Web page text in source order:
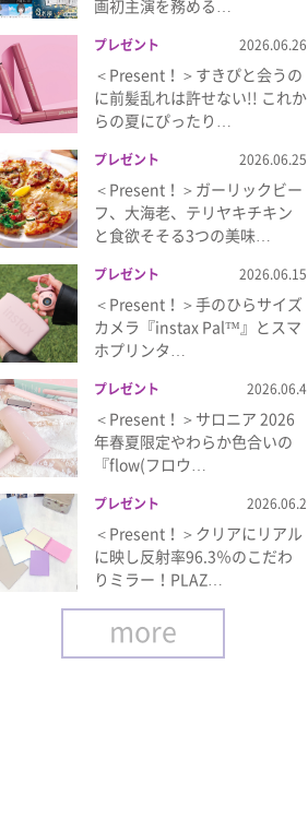
画初主演を務める…
プレゼント 2026.06.26
＜Present！＞すきぴと会うの
に前髪乱れは許せない!! これか
らの夏にぴったり…
プレゼント 2026.06.25
＜Present！＞ガーリックビー
フ、大海老、テリヤキチキン
と食欲そそる3つの美味…
プレゼント 2026.06.15
＜Present！＞手のひらサイズ
カメラ『instax Pal™』とスマ
ホプリンタ…
プレゼント 2026.06.4
＜Present！＞サロニア 2026
年春夏限定やわらか色合いの
『flow(フロウ…
プレゼント 2026.06.2
＜Present！＞クリアにリアル
に映し反射率96.3％のこだわ
りミラー！PLAZ…
more